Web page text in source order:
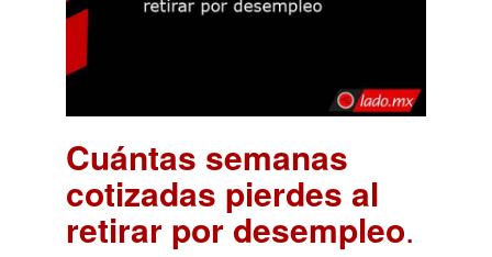
Cuántas semanas
cotizadas pierdes al
retirar por desempleo.